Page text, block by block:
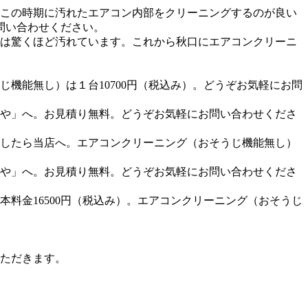
の時期に汚れたエアコン内部をクリーニングするのが良い
合わせください。
驚くほど汚れています。これから秋口にエアコンクリーニ
能無し）は１台10700円（税込み）。どうぞお気軽にお問
」へ。お見積り無料。どうぞお気軽にお問い合わせくださ
ら当店へ。エアコンクリーニング（おそうじ機能無し）
」へ。お見積り無料。どうぞお気軽にお問い合わせくださ
金16500円（税込み）。エアコンクリーニング（おそうじ
だきます。